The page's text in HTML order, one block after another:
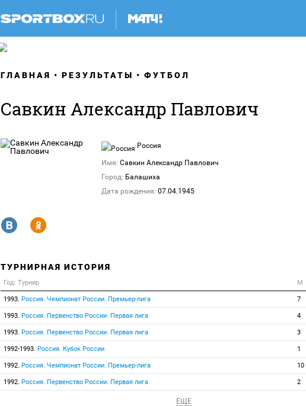
ГЛАВНАЯ РЕЗУЛЬТАТЫ ФУТБОЛ
Савкин Александр Павлович
Россия
Имя: Савкин Александр Павлович
Город: Балашиха
Дата рождения: 07.04.1945
R Y
ТУРНИРНАЯ ИСТОРИЯ
Год. Турнир М
1993. Россия. Чемпионат России. Премьер-лига 7
1993. Россия. Первенство России. Первая лига 4
1993. Россия. Первенство России. Первая лига 3
1992-1993. Россия. Кубок России 1
1992. Россия. Чемпионат России. Премьер-лига 10
1992. Россия. Первенство России. Первая лига 2
ЕЩЕ